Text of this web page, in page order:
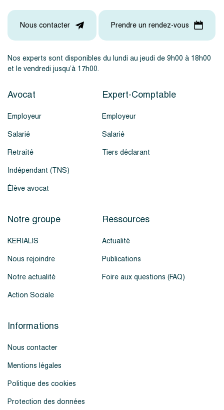
Nos experts sont disponibles du lundi au jeudi de 9h00 à 18h00
et le vendredi jusqu’à 17h00.
Nous contacter Prendre un rendez-vous
Avocat
Employeur
Salarié
Retraité
Indépendant (TNS)
Élève avocat
Expert-Comptable
Employeur
Salarié
Tiers déclarant
Notre groupe
KERIALIS
Nous rejoindre
Notre actualité
Action Sociale
Ressources
Actualité
Publications
Foire aux questions (FAQ)
Informations
Nous contacter
Mentions légales
Politique des cookies
Protection des données